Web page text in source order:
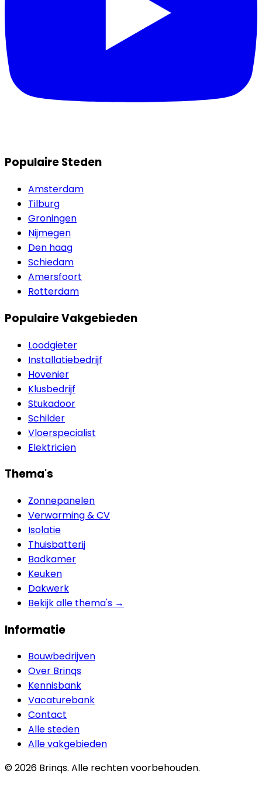
Populaire Steden
Amsterdam
Tilburg
Groningen
Nijmegen
Den haag
Schiedam
Amersfoort
Rotterdam
Populaire Vakgebieden
Loodgieter
Installatiebedrijf
Hovenier
Klusbedrijf
Stukadoor
Schilder
Vloerspecialist
Elektricien
Thema's
Zonnepanelen
Verwarming & CV
Isolatie
Thuisbatterij
Badkamer
Keuken
Dakwerk
Bekijk alle thema's →
Informatie
Bouwbedrijven
Over Brinqs
Kennisbank
Vacaturebank
Contact
Alle steden
Alle vakgebieden
©2026 Brinqs. Alle rechten voorbehouden.